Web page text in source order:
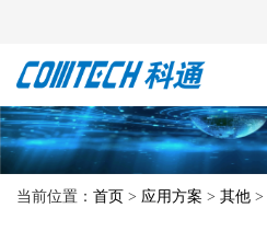
当前位置： 首页 > 应用方案 > 其他 >